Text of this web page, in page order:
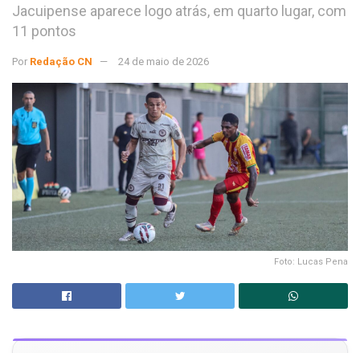
Jacuipense aparece logo atrás, em quarto lugar, com
11 pontos
Por Redação CN 24 de maio de 2026
Foto: Lucas Pena